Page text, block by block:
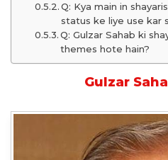
Q: Kya main in
status ke liye use kar
Q: Gulzar Sahab ki
themes hote hain?
Gulzar